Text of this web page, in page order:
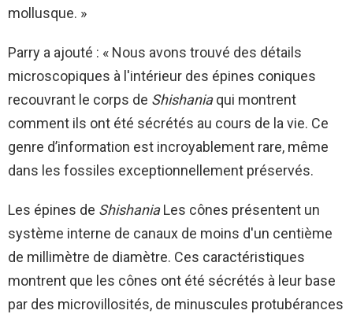
mollusque. »
Parry a ajouté : « Nous avons trouvé des détails
microscopiques à l'intérieur des épines coniques
recouvrant le corps de Shishaniaqui montrent
comment ils ont été sécrétés au cours de la vie. Ce
genre d’information est incroyablement rare, même
dans les fossiles exceptionnellement préservés.
Les épines de ShishaniaLes cônes présentent un
système interne de canaux de moins d'un centième
de millimètre de diamètre. Ces caractéristiques
montrent que les cônes ont été sécrétés à leur base
par des microvillosités, de minuscules protubérances